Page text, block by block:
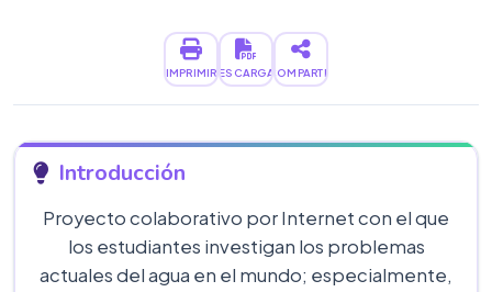
IMPRIMIRDESCARGARCOMPARTIR
Introducción
Proyecto colaborativo por Internet con el que
los estudiantes investigan los problemas
actuales del agua en el mundo; especialmente,